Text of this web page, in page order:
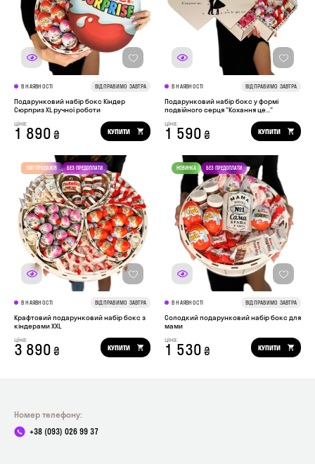
В НАЯВНОСТІ ВІДПРАВИМО ЗАВТРА
Подарунковий набір бокс Кіндер
Сюрприз XL ручної роботи
ціна:
1 890 ₴ КУПИТИ
В НАЯВНОСТІ ВІДПРАВИМО ЗАВТРА
Подарунковий набір бокс у формі
подвійного серця "Кохання це..."
ціна:
1 590 ₴ КУПИТИ
В НАЯВНОСТІ ВІДПРАВИМО ЗАВТРА
Крафтовий подарунковий набір бокс з
кіндерами ХХL
ціна:
3 890 ₴ КУПИТИ
В НАЯВНОСТІ ВІДПРАВИМО ЗАВТРА
Солодкий подарунковий набір бокс для
мами
ціна:
1 530 ₴ КУПИТИ
Номер телефону:
+38 (093) 026 99 37